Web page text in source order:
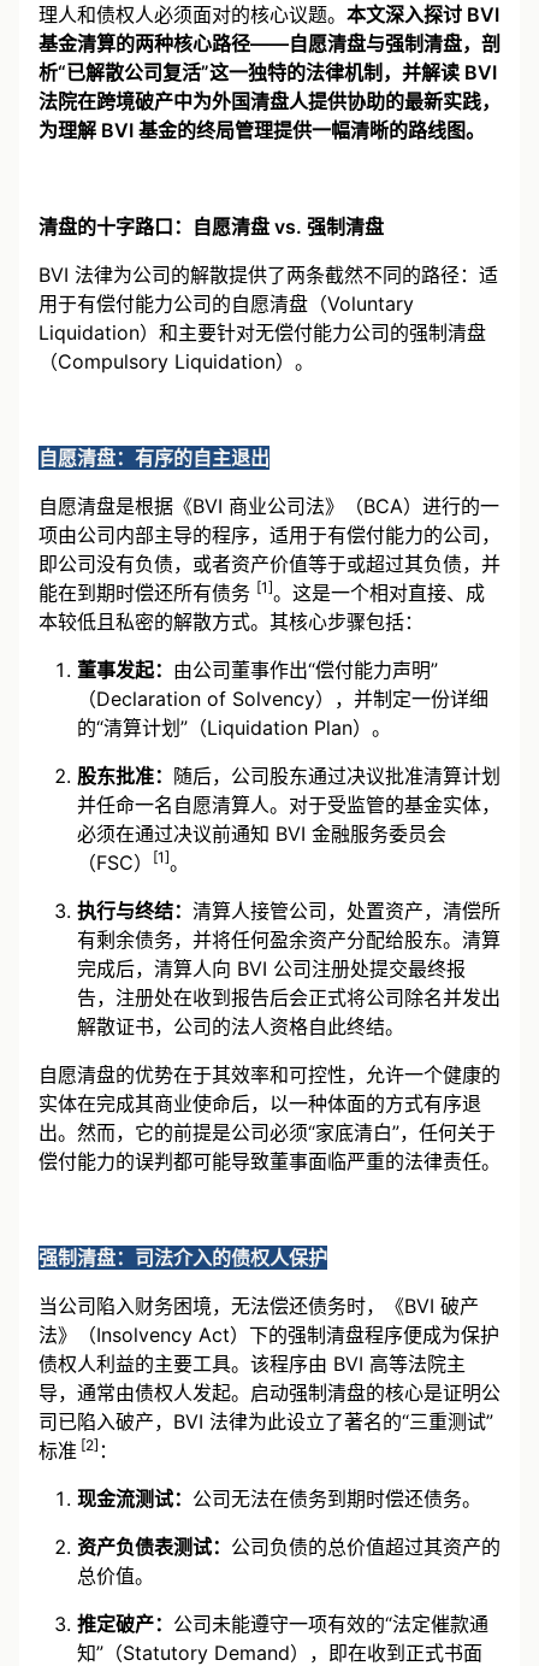
理人和债权人必须面对的核心议题。 本文深入探讨 BVI
基金清算的两种核心路径——自愿清盘与强制清盘，剖
析“已解散公司复活”这一独特的法律机制，并解读 BVI
法院在跨境破产中为外国清盘人提供协助的最新实践，
为理解 BVI 基金的终局管理提供一幅清晰的路线图。
清盘的十字路口：自愿清盘 vs. 强制清盘
BVI 法律为公司的解散提供了两条截然不同的路径：适
用于有偿付能力公司的自愿清盘（Voluntary
Liquidation）和主要针对无偿付能力公司的强制清盘
（Compulsory Liquidation）。
自愿清盘：有序的自主退出
自愿清盘是根据《BVI 商业公司法》（BCA）进行的一
项由公司内部主导的程序，适用于有偿付能力的公司，
即公司没有负债，或者资产价值等于或超过其负债，并
能在到期时偿还所有债务 [1]。这是一个相对直接、成
本较低且私密的解散方式。其核心步骤包括：
董事发起： 由公司董事作出“偿付能力声明”
（Declaration of Solvency），并制定一份详细
的“清算计划”（Liquidation Plan）。
股东批准： 随后，公司股东通过决议批准清算计划
并任命一名自愿清算人。对于受监管的基金实体，
必须在通过决议前通知 BVI 金融服务委员会
（FSC）
[1]。
执行与终结： 清算人接管公司，处置资产，清偿所
有剩余债务，并将任何盈余资产分配给股东。清算
完成后，清算人向 BVI 公司注册处提交最终报
告，注册处在收到报告后会正式将公司除名并发出
解散证书，公司的法人资格自此终结。
自愿清盘的优势在于其效率和可控性，允许一个健康的
实体在完成其商业使命后，以一种体面的方式有序退
出。然而，它的前提是公司必须“家底清白”，任何关于
偿付能力的误判都可能导致董事面临严重的法律责任。
强制清盘：司法介入的债权人保护
当公司陷入财务困境，无法偿还债务时，《BVI 破产
法》（Insolvency Act）下的强制清盘程序便成为保护
债权人利益的主要工具。该程序由 BVI 高等法院主
导，通常由债权人发起。启动强制清盘的核心是证明公
司已陷入破产，BVI 法律为此设立了著名的“三重测试”
标准 [2] ：
现金流测试： 公司无法在债务到期时偿还债务。
资产负债表测试： 公司负债的总价值超过其资产的
总价值。
推定破产： 公司未能遵守一项有效的“法定催款通
知”（Statutory Demand），即在收到正式书面